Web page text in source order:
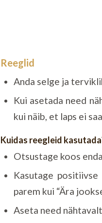
Reeglid
Anda selge ja
Kui asetada need
kui näib, et laps ei
Kuidas reegleid
Otsustage koos
Kasutage
parem kui “Ära
Aseta need